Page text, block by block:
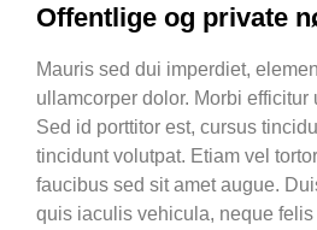
Offentlige og private
Mauris sed dui imperdiet,
ullamcorper dolor. Morbi
Sed id porttitor est, cursus
tincidunt volutpat. Etiam vel
faucibus sed sit amet augue.
quis iaculis vehicula, neque